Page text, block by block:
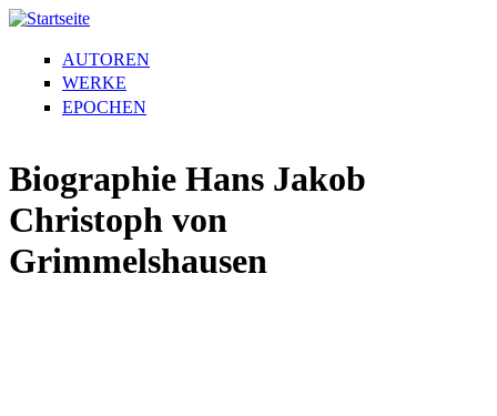
AUTOREN
WERKE
EPOCHEN
Biographie Hans Jakob
Christoph von
Grimmelshausen